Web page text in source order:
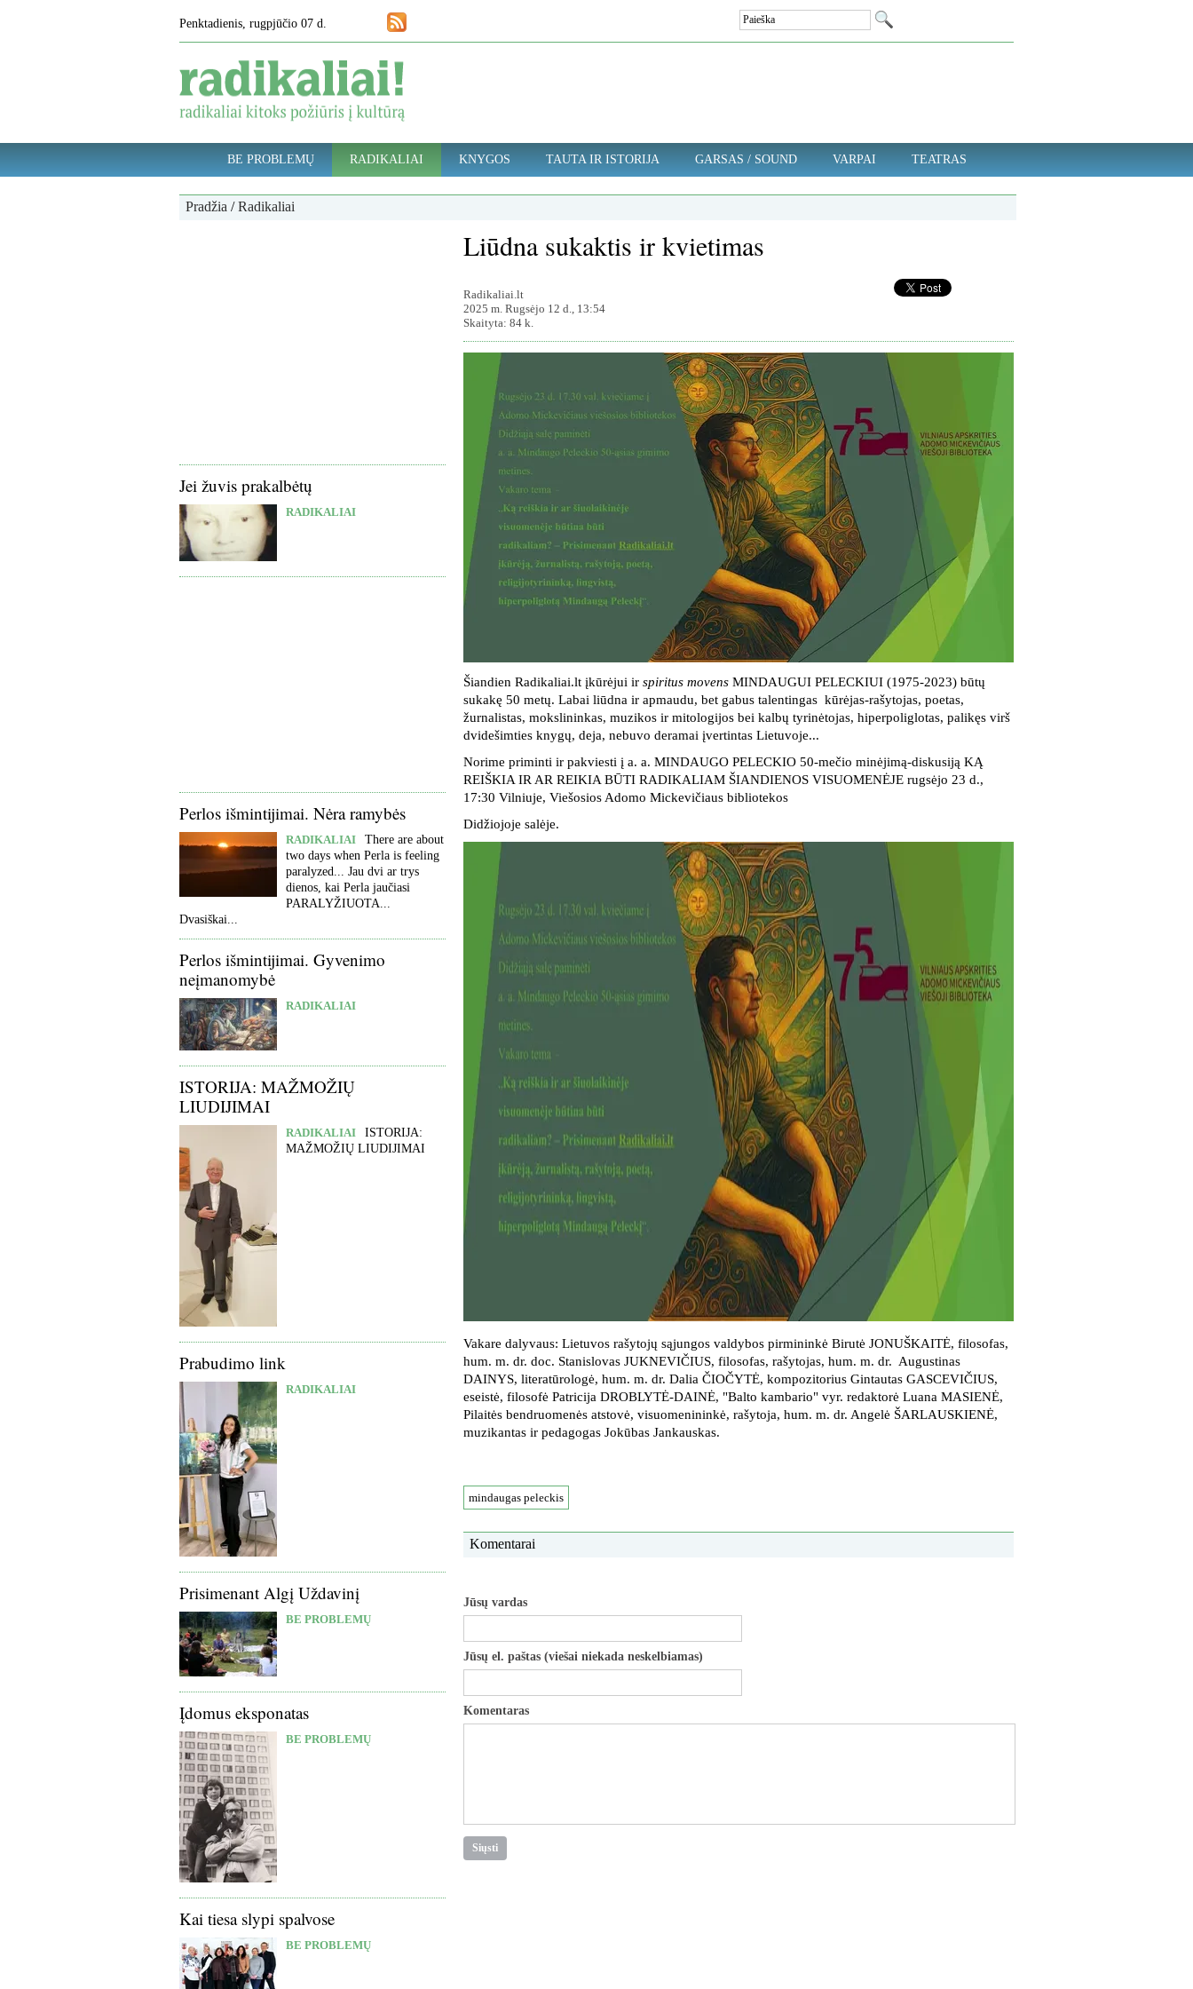
Penktadienis, rugpjūčio 07 d.
BE PROBLEMŲ RADIKALIAI KNYGOS TAUTA IR ISTORIJA GARSAS / SOUND VARPAI TEATRAS
Pradžia /Radikaliai
Jei žuvis prakalbėtų
RADIKALIAI
Perlos išmintijimai. Nėra ramybės
RADIKALIAI
There are about
two days when Perla is feeling
paralyzed... Jau dvi ar trys
dienos, kai Perla jaučiasi
PARALYŽIUOTA...
Dvasiškai...
Perlos išmintijimai. Gyvenimo
neįmanomybė
RADIKALIAI
ISTORIJA: MAŽMOŽIŲ
LIUDIJIMAI
RADIKALIAI
ISTORIJA:
MAŽMOŽIŲ LIUDIJIMAI
Prabudimo link
RADIKALIAI
Prisimenant Algį Uždavinį
BE PROBLEMŲ
Įdomus eksponatas
BE PROBLEMŲ
Kai tiesa slypi spalvose
BE PROBLEMŲ
Liūdna sukaktis ir kvietimas
Radikaliai.lt
2025 m. Rugsėjo 12 d., 13:54
Skaityta: 84 k.
Šiandien Radikaliai.lt įkūrėjui ir spiritus movens MINDAUGUI PELECKIUI (1975-2023) būtų
sukakę 50 metų. Labai liūdna ir apmaudu, bet gabus talentingas kūrėjas-rašytojas, poetas,
žurnalistas, mokslininkas, muzikos ir mitologijos bei kalbų tyrinėtojas, hiperpoliglotas, palikęs virš
dvidešimties knygų, deja, nebuvo deramai įvertintas Lietuvoje...
Norime priminti ir pakviesti į a. a. MINDAUGO PELECKIO 50-mečio minėjimą-diskusiją KĄ
REIŠKIA IR AR REIKIA BŪTI RADIKALIAM ŠIANDIENOS VISUOMENĖJE rugsėjo 23 d.,
17:30 Vilniuje, Viešosios Adomo Mickevičiaus bibliotekos
Didžiojoje salėje.
Vakare dalyvaus: Lietuvos rašytojų sąjungos valdybos pirmininkė Birutė JONUŠKAITĖ, filosofas,
hum. m. dr. doc. Stanislovas JUKNEVIČIUS, filosofas, rašytojas, hum. m. dr. Augustinas
DAINYS, literatūrologė, hum. m. dr. Dalia ČIOČYTĖ, kompozitorius Gintautas GASCEVIČIUS,
eseistė, filosofė Patricija DROBLYTĖ-DAINĖ, "Balto kambario" vyr. redaktorė Luana MASIENĖ,
Pilaitės bendruomenės atstovė, visuomenininkė, rašytoja, hum. m. dr. Angelė ŠARLAUSKIENĖ,
muzikantas ir pedagogas Jokūbas Jankauskas.
mindaugas peleckis
Komentarai
Jūsų vardas
Jūsų el. paštas (viešai niekada neskelbiamas)
Komentaras